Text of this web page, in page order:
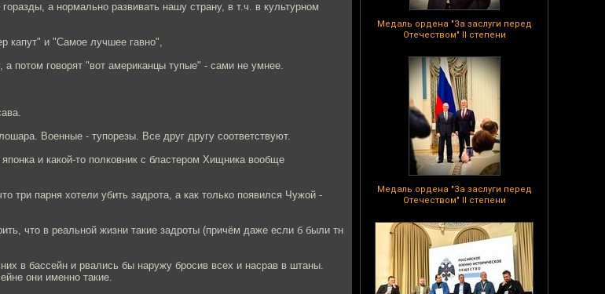
Медаль ордена "За заслуги перед
Отечеством" II степени
Медаль ордена "За заслуги перед
Отечеством" II степени
а нормально развивать нашу страну, в т.ч. в культурном
капут" и "Самое лучшее гавно",
а потом говорят "вот американцы тупые" - сами не умнее.
Военные - тупорезы. Все друг другу соответствуют.
и какой-то полковник с бластером Хищника вообще
три парня хотели убить задрота, а как только появился Чужой -
что в реальной жизни такие задроты (причём даже если б были тн
в бассейн и рвались бы наружу бросив всех и насрав в штаны.
они именно такие.